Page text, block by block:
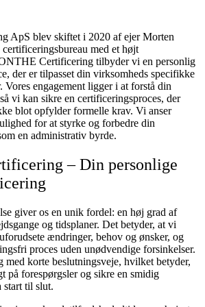
ApS blev skiftet i 2020 af ejer Morten
med et højt
Certificering tilbyder vi en personlig
der er tilpasset din virksomheds specifikke
engagement ligger i at forstå din
vi kan sikre en certificeringsproces, der
blot opfylder formelle krav. Vi anser
for at styrke og forbedre din
en administrativ byrde.
– Din personlige
giver os en unik fordel: en høj grad af
og tidsplaner. Det betyder, at vi
ændringer, behov og ønsker, og
proces uden unødvendige forsinkelser.
korte beslutningsveje, hvilket betyder,
på forespørgsler og sikre en smidig
start til slut.